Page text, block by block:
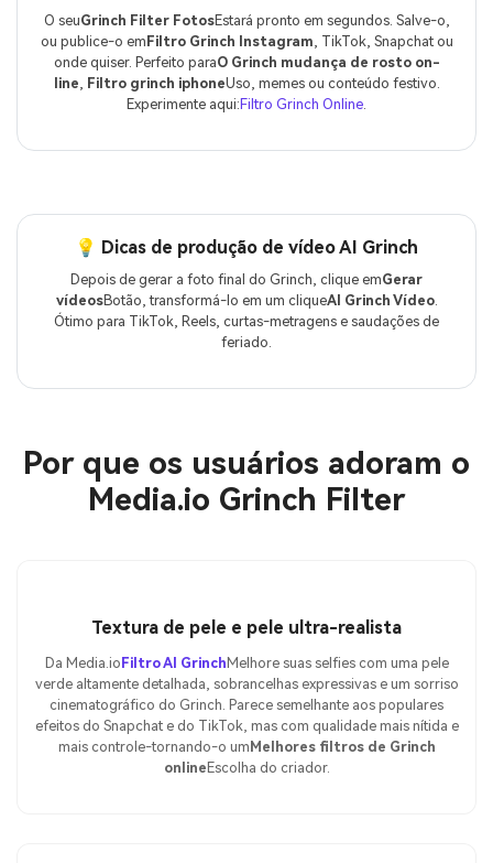
O seuGrinch Filter FotosEstará pronto em segundos. Salve-o,
ou publice-o em Filtro Grinch Instagram , TikTok, Snapchat ou
onde quiser. Perfeito paraO Grinch mudança de rosto on-
line
Filtro grinch iphoneUso, memes ou conteúdo festivo.
Experimente aqui: Filtro Grinch Online
💡 Dicas de produção de vídeo AI Grinch
Depois de gerar a foto final do Grinch, clique emGerar
vídeosBotão, transformá-lo em um cliqueAI Grinch Vídeo.
Ótimo para TikTok, Reels, curtas-metragens e saudações de
feriado.
Por que os usuários adoram o
Media.io Grinch Filter
Textura de pele e pele ultra-realista
Da Media.io Filtro AI Grinch Melhore suas selfies com uma pele
verde altamente detalhada, sobrancelhas expressivas e um sorriso
cinematográfico do Grinch. Parece semelhante aos populares
efeitos do Snapchat e do TikTok, mas com qualidade mais nítida e
mais controle-tornando-o um Melhores filtros de Grinch
online Escolha do criador.